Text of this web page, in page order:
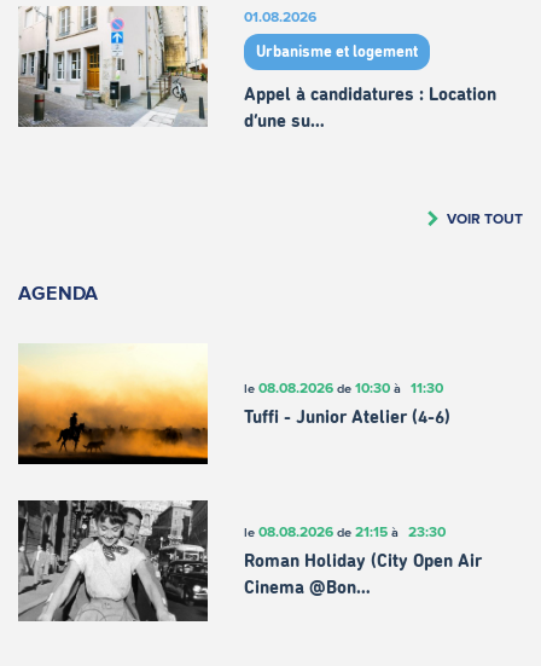
01.08.2026
Urbanisme et logement
Appel à candidatures : Location
d’une su…
VOIR TOUT
AGENDA
le 08.08.2026de 10:30à 11:30
Tuffi - Junior Atelier (4-6)
le 08.08.2026de 21:15à 23:30
Roman Holiday (City Open Air
Cinema @Bon…